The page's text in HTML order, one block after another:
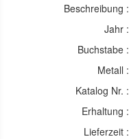
Beschreibung :
Jahr :
Buchstabe :
Metall :
Katalog Nr. :
Erhaltung :
Lieferzeit :